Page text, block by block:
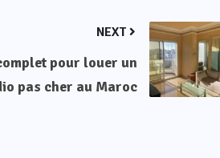
NEXT
pour louer un
pas cher au Maroc